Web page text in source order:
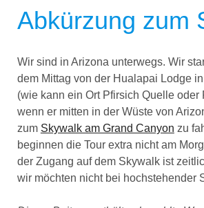
Abkürzung zum
Wir sind in Arizona unterwegs. Wir
dem Mittag von der Hualapai Lodge
(wie kann ein Ort Pfirsich Quelle oder
wenn er mitten in der Wüste von
zum Skywalk am Grand Canyon zu
beginnen die Tour extra nicht am
der Zugang auf dem Skywalk ist
wir möchten nicht bei hochstehender